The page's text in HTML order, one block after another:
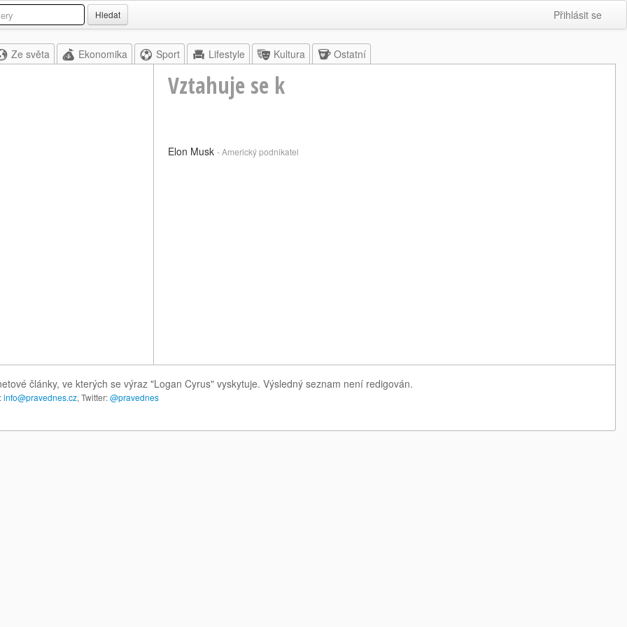
Hledat Přihlásit se
Ze světa Ekonomika Sport Lifestyle Kultura Ostatní
Vztahuje se k
Elon Musk - Americký podnikatel
články, ve kterých se výraz "Logan Cyrus" vyskytuje. Výsledný seznam není redigován.
info@pravednes.cz, Twitter:@pravednes